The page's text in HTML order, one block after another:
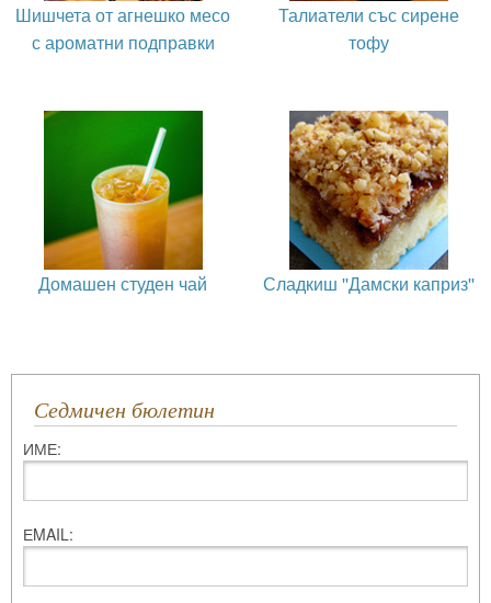
Шишчета от агнешко месо
с ароматни подправки
Талиатели със сирене
тофу
Домашен студен чай Сладкиш ''Дамски каприз''
Седмичен бюлетин
ИМЕ:
ЕMAIL: